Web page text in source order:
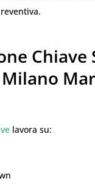
Chiave
lavora su: